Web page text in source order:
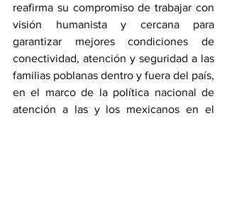
reafirma su compromiso de trabajar con
visión humanista y cercana para
garantizar mejores condiciones de
conectividad, atención y seguridad a las
familias poblanas dentro y fuera del país,
en el marco de la política nacional de
atención a las y los mexicanos en el